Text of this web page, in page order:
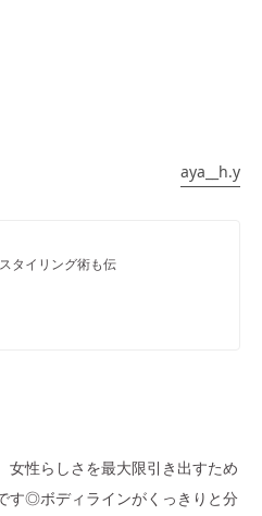
aya__h.y
タイリング術も伝
女性らしさを最大限引き出すため
す◎ボディラインがくっきりと分